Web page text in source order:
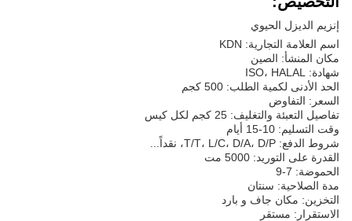
إنزيم الديزل الحيوي
اسم العلامة التجارية: KDN
مكان المنشأ: الصين
شهادة: ISO، HALAL
الحد الأدنى لكمية الطلب: 500 كجم
السعر: التفاوض
تفاصيل التعبئة والتغليف: 25 كجم لكل كيس
وقت التسليم: 10-15 أيام
شروط الدفع: T/T، L/C، D/A، D/P، نقداً...
القدرة على التوريد: 5000 مت
الحموضة: 7-9
مدة الصلاحية: سنتان
التخزين: مكان جاف و بارد
الاستقرار: مستقر